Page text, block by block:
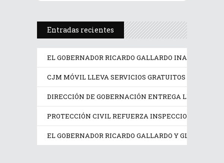
Entradas recientes
EL GOBERNADOR RICARDO GALLARDO INAUGURA
CJM MÓVIL LLEVA SERVICIOS GRATUITOS A
DIRECCIÓN DE GOBERNACIÓN ENTREGA LICENCIAS
PROTECCIÓN CIVIL REFUERZA INSPECCIONES EN
EL GOBERNADOR RICARDO GALLARDO Y GLORIA